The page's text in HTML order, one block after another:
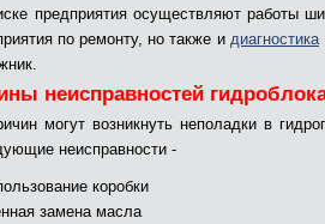
предприятия осуществляют работы
по ремонту, но также и диагностика
неисправностей
могут возникнуть неполадки в
неисправности -
коробки
замена масла